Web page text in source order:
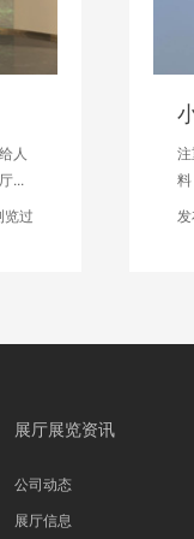
建材
与...
浏览过
展厅展览资讯
公司动态
展厅信息